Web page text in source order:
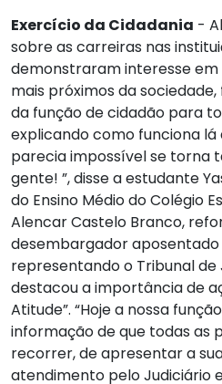
Exercício da Cidadania -
sobre as carreiras nas
demonstraram interesse
mais próximos da
da função de cidadão para
explicando como funciona lá
parecia impossível se torna
gente! ”, disse a estudante
do Ensino Médio do Colégio
Alencar Castelo Branco,
desembargador aposentado
representando o Tribunal de
destacou a importância de
Atitude”. “Hoje a nossa
informação de que todas as
recorrer, de apresentar a
atendimento pelo Judiciário